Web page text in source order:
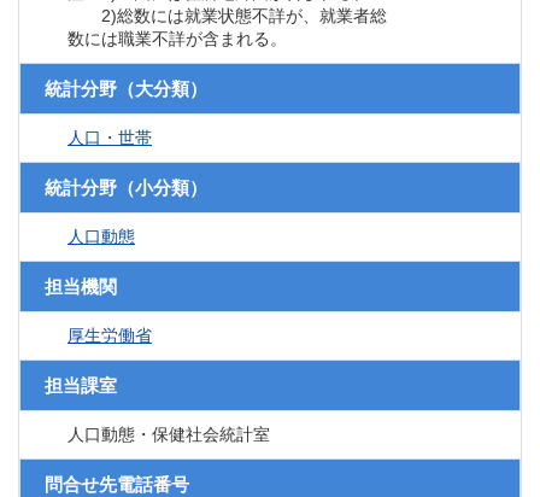
2)総数には就業状態不詳が、就業者総
数には職業不詳が含まれる。
統計分野（大分類）
人口・世帯
統計分野（小分類）
人口動態
担当機関
厚生労働省
担当課室
人口動態・保健社会統計室
問合せ先電話番号